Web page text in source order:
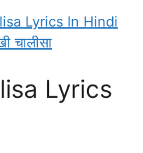
Lyrics In Hindi
चालीसा
Lyrics